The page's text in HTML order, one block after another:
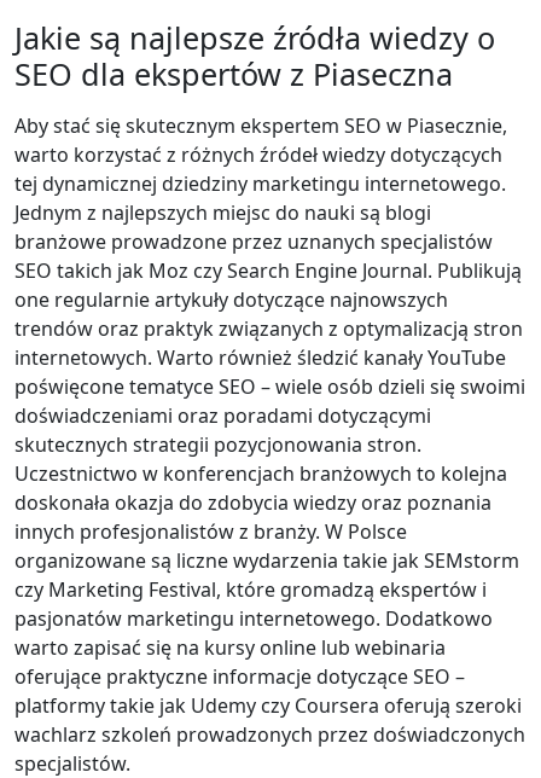
Jakie są najlepsze źródła wiedzy o
SEO dla ekspertów z Piaseczna
Aby stać się skutecznym ekspertem SEO w Piasecznie,
warto korzystać z różnych źródeł wiedzy dotyczących
tej dynamicznej dziedziny marketingu internetowego.
Jednym z najlepszych miejsc do nauki są blogi
branżowe prowadzone przez uznanych specjalistów
SEO takich jak Moz czy Search Engine Journal. Publikują
one regularnie artykuły dotyczące najnowszych
trendów oraz praktyk związanych z optymalizacją stron
internetowych. Warto również śledzić kanały YouTube
poświęcone tematyce SEO – wiele osób dzieli się swoimi
doświadczeniami oraz poradami dotyczącymi
skutecznych strategii pozycjonowania stron.
Uczestnictwo w konferencjach branżowych to kolejna
doskonała okazja do zdobycia wiedzy oraz poznania
innych profesjonalistów z branży. W Polsce
organizowane są liczne wydarzenia takie jak SEMstorm
czy Marketing Festival, które gromadzą ekspertów i
pasjonatów marketingu internetowego. Dodatkowo
warto zapisać się na kursy online lub webinaria
oferujące praktyczne informacje dotyczące SEO –
platformy takie jak Udemy czy Coursera oferują szeroki
wachlarz szkoleń prowadzonych przez doświadczonych
specjalistów.